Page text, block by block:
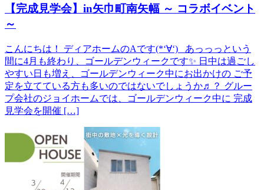
【完成見学会】in矢巾町南矢幅 ～ コラボイベント
～
こんにちは！ ディアホームのAです(*‘∀‘) あっっっという
間に4月も終わり、ゴールデンウィークです✨ 日中は過ごし
やすい日も増え、ゴールデンウィーク中にお出かけの ご予
定を立てている方も多いのではないでしょうか♬？ グルー
プ会社のジョイホームでは、ゴールデンウィーク中に 完成
見学会を開催 […]